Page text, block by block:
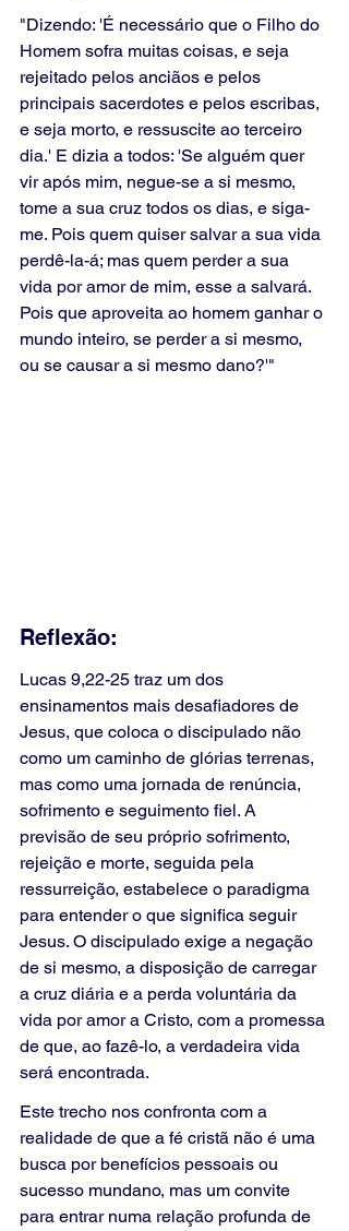
"Dizendo: 'É necessário que o Filho do
Homem sofra muitas coisas, e seja
rejeitado pelos anciãos e pelos
principais sacerdotes e pelos escribas,
e seja morto, e ressuscite ao terceiro
dia.' E dizia a todos: 'Se alguém quer
vir após mim, negue-se a si mesmo,
tome a sua cruz todos os dias, e siga-
me. Pois quem quiser salvar a sua vida
perdê-la-á; mas quem perder a sua
vida por amor de mim, esse a salvará.
Pois que aproveita ao homem ganhar o
mundo inteiro, se perder a si mesmo,
ou se causar a si mesmo dano?'"
Reflexão:
Lucas 9,22-25 traz um dos
ensinamentos mais desafiadores de
Jesus, que coloca o discipulado não
como um caminho de glórias terrenas,
mas como uma jornada de renúncia,
sofrimento e seguimento fiel. A
previsão de seu próprio sofrimento,
rejeição e morte, seguida pela
ressurreição, estabelece o paradigma
para entender o que significa seguir
Jesus. O discipulado exige a negação
de si mesmo, a disposição de carregar
a cruz diária e a perda voluntária da
vida por amor a Cristo, com a promessa
de que, ao fazê-lo, a verdadeira vida
será encontrada.
Este trecho nos confronta com a
realidade de que a fé cristã não é uma
busca por benefícios pessoais ou
sucesso mundano, mas um convite
para entrar numa relação profunda de